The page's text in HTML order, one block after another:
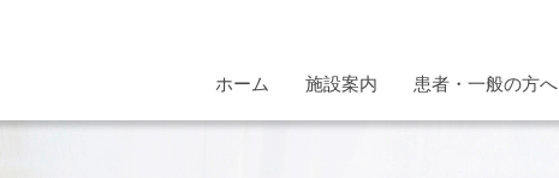
ホーム 施設案内 患者・一般の方へ